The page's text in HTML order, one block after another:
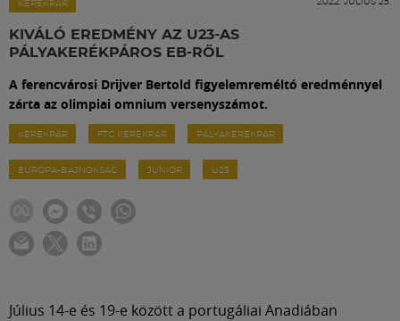
KERÉKPÁR
KIVÁLÓ EREDMÉNY AZ U23-AS
PÁLYAKERÉKPÁROS EB-RŐL
A ferencvárosi Drijver Bertold figyelemreméltó eredménnyel
zárta az olimpiai omnium versenyszámot.
KERÉKPÁR FTC KERÉKPÁR PÁLYAKERÉKPÁR
EURÓPA-BAJNOKSÁG JUNIOR U23
Július 14-e és 19-e között a portugáliai Anadiában
Labdarúgás
Meccscenter
Klub
Szolgáltatások